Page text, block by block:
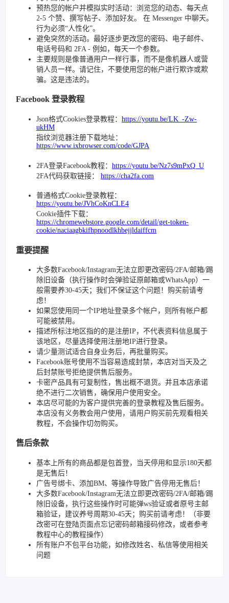
预热您的帐户并模拟实时活动：浏览您的动态、每天点
2-5 个赞、撰写帖子、添加好友。 在 Messenger 中聊天。
行为必须“人性化”。
避免突然的活动。最好逐步更改您的密码、电子邮件、
电话号码和 2FA - 例如，每天一个参数。
主要规则是像普通用户一样行事，而不是像机器人或营
销人员一样。请记住，不要使用您的帐户进行欺诈或欺
骗。这是违法的。
Facebook 登录教程
Json格式Cookies登录教程： https://youtu.be/LK_-Zw-
ukHM
指纹浏览器注册下载地址：
https://www.ixbrowser.com/code/GJPA
2FA登录Facebook教程： https://youtu.be/Nz7s9mPxQ_U
2FA代码获取链接： https://cha2fa.com
普通格式Cookie登录教程：
https://youtu.be/JVhCoKnCLE4
Cookie插件下载：
https://chromewebstore.google.com/detail/get-token-
cookie/naciaagbkifhpnoodlkhbejjldaiffcm
重要提醒
大多数Facebook/Instagram无法立即更改密码/2FA/邮箱/踢
除旧设备（执行操作时会弹验证原邮箱或WhatsApp）一
般需要养30-45天；我们不保证这个问题！购买前请考
虑！
如果您使用同一个IP地址登录多个帐户，则所有帐户都
可能被禁用。
描述所标注地区指的的是注册IP，不代表资料信息属于
该地区，尽量选择使用注册地IP进行登录。
请少量测试适合自身业务后，再批量购买。
Facebook账号使用不当容易造成封禁，本店对当天及之
后封禁账号拒绝提供售后服务。
卡密产品具有可复制性，售出概不退货。并且本店承诺
绝不进行二次销售，确保用户使用安全。
本店尽可能的为客户提供完善的登录教程及售后服务。
本店没有义务教会用户使用，请用户购买前先观看相关
教程，不会操作切勿购买。
售后条款
基本上所有的商品都是包首登，当天停用和显示180天都
是无售后！
广告号绑卡、添加BM、等操作导致广告停用无售后！
大多数Facebook/Instagram无法立即更改密码/2FA/邮箱/踢
除旧设备，执行这些操作时可能弹ws验证或者原号主邮
箱验证，建议养号周期30-45天；购买前请考虑！（非要
改密可在登陆页面点忘记密码邮箱接码修改，或者参考
教程中心的教程操作）
所有账户不包平台功能，如修改姓名、私信等使用相关
问题